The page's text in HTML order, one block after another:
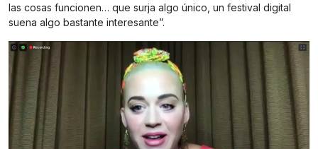
las cosas funcionen… que surja algo único, un festival digital
suena algo bastante interesante”.